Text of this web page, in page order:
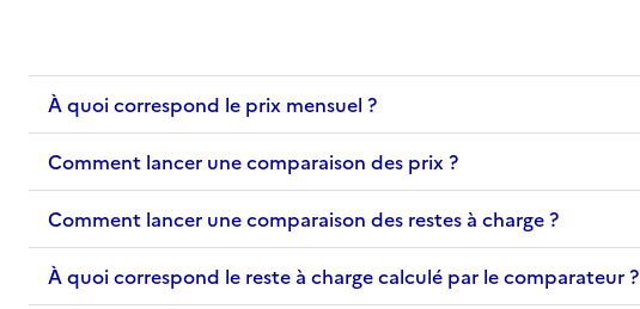
Voir les prix et prestations
Source des données : Finess n° 130800840
Mis à jour le : 17/10/2025
Adresse
54 rue Victor Grignard
13300- Salon-de-Provence
À quoi correspond le prix mensuel ?
Comment lancer une comparaison des prix ?
Comment lancer une comparaison des restes à charge ?
À quoi correspond le reste à charge calculé par le comparateur ?